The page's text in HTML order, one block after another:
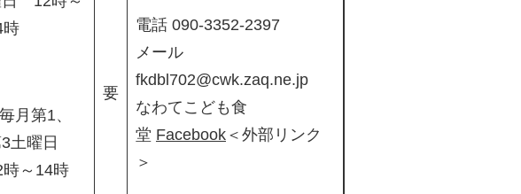
時
月第1、
3土曜日
時～14時
要
電話 090-3352-2397
メール
fkdbl702@cwk.zaq.ne.jp
なわてこども食
堂 Facebook ＜外部リンク
＞